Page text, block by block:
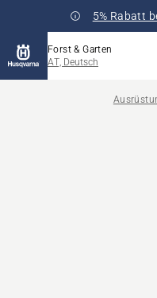
5% Rabatt
Forst & Garten
AT, Deutsch